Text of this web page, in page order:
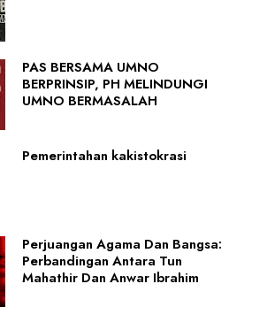
PAS BERSAMA UMNO
BERPRINSIP, PH MELINDUNGI
UMNO BERMASALAH
Pemerintahan kakistokrasi
Perjuangan Agama Dan Bangsa:
Perbandingan Antara Tun
Mahathir Dan Anwar Ibrahim